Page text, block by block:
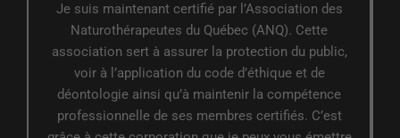
Je suis maintenant certifié par l’Association des
Naturothérapeutes du Québec (ANQ). Cette
association sert à assurer la protection du public,
voir à l’application du code d’éthique et de
déontologie ainsi qu’à maintenir la compétence
professionnelle de ses membres certifiés. C’est